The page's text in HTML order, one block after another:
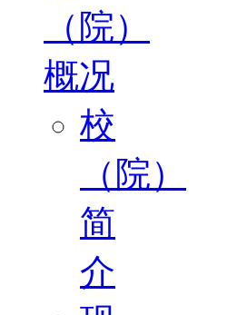
（院）
概况
校
（院）
简
介